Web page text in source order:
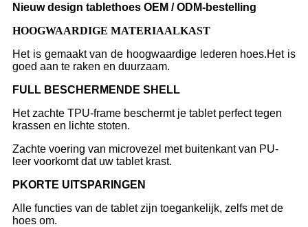
Nieuw design tablethoes OEM / ODM-bestelling
HOOGWAARDIGE MATERIAALKAST
Het is gemaakt van de hoogwaardige lederen hoes.Het is
goed aan te raken en duurzaam.
FULL BESCHERMENDE SHELL
Het zachte TPU-frame beschermt je tablet perfect tegen
krassen en lichte stoten.
Zachte voering van microvezel met buitenkant van PU-
leer voorkomt dat uw tablet krast.
P KORTE UITSPARINGEN
Alle functies van de tablet zijn toegankelijk, zelfs met de
hoes om.